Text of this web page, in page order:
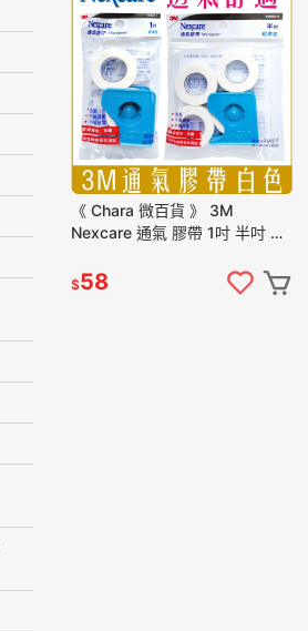
《 Chara 微百貨 》 3M
Nexcare 通氣 膠帶 1吋 半吋 經
護理
$58